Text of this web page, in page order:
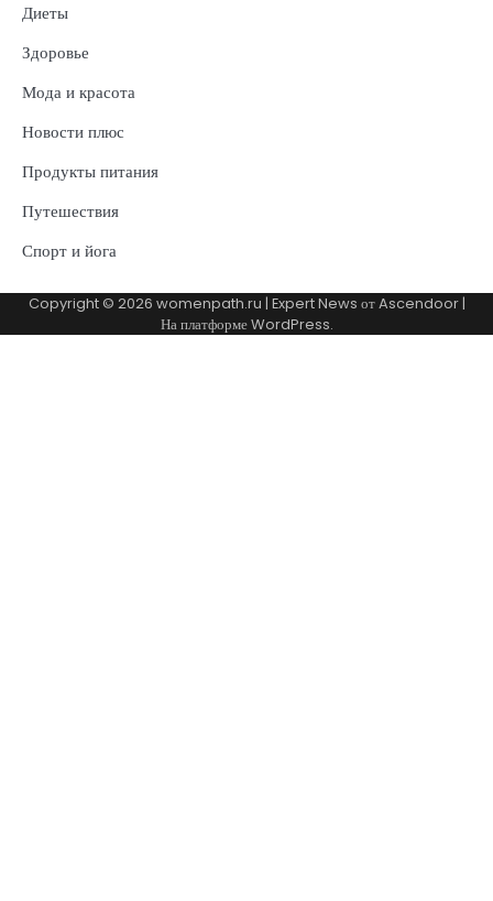
Диеты
Здоровье
Мода и красота
Новости плюс
Продукты питания
Путешествия
Спорт и йога
Copyright © 2026 womenpath.ru | Expert News отAscendoor|
На платформеWordPress.